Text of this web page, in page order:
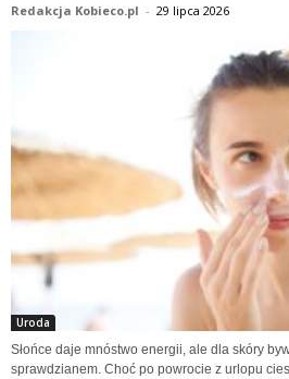
Redakcja Kobieco.pl - 29 lipca 2026
Uroda
Słońce daje mnóstwo energii, ale dla skóry
sprawdzianem. Choć po powrocie z urlopu